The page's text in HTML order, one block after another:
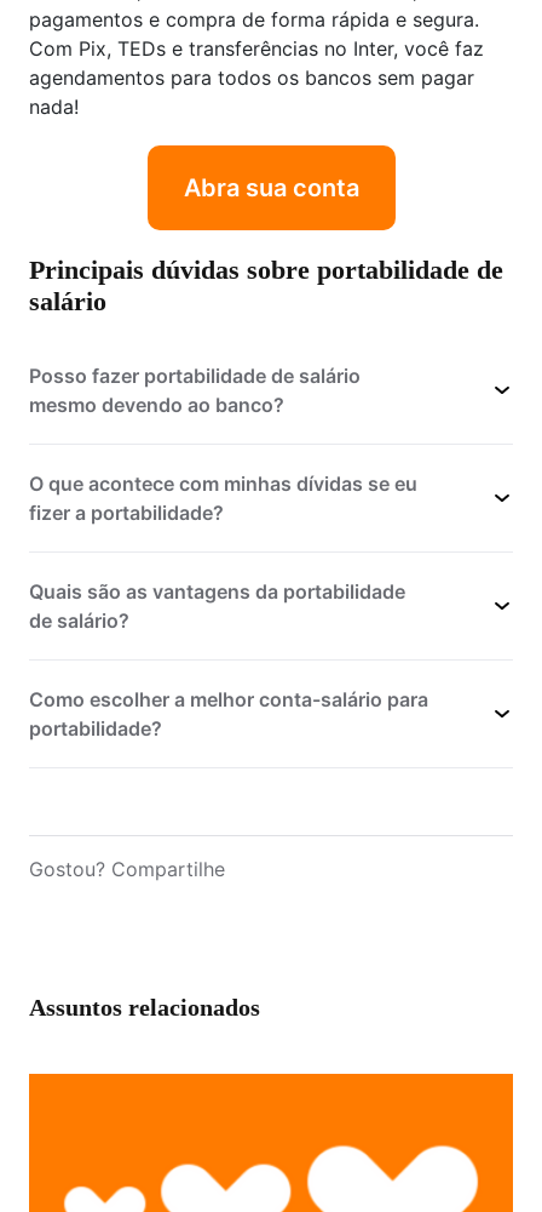
pagamentos e compra de forma rápida e segura.
Com Pix, TEDs e transferências no Inter, você faz
agendamentos para todos os bancos sem pagar
nada!
Abra sua conta
Principais dúvidas sobre portabilidade de
salário
Posso fazer portabilidade de salário
mesmo devendo ao banco?
O que acontece com minhas dívidas se eu
fizer a portabilidade?
Quais são as vantagens da portabilidade
de salário?
Como escolher a melhor conta-salário para
portabilidade?
Gostou? Compartilhe
Assuntos relacionados